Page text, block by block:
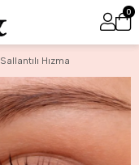
0
Hızma